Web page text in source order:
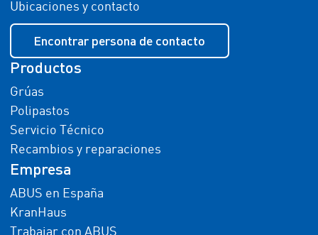
Ubicaciones y contacto
Encontrar persona de contacto
Productos
Grúas
Polipastos
Servicio Técnico
Recambios y reparaciones
Empresa
ABUS en España
KranHaus
Trabajar con ABUS